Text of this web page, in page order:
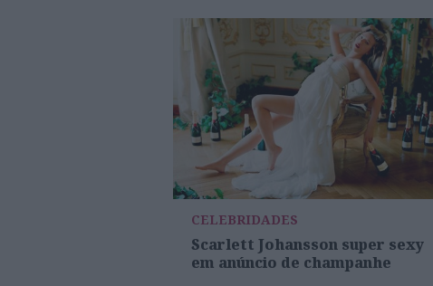
CELEBRIDADES
Scarlett Johansson super sexy
em anúncio de champanhe